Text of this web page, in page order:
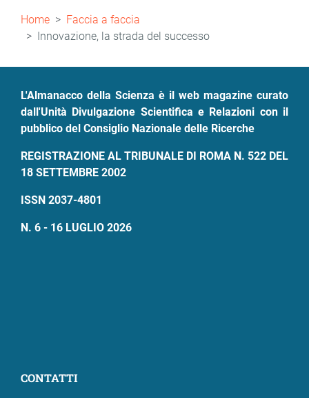
Briciole
di
pane
Home
Faccia a faccia
Innovazione, la strada del successo
L'Almanacco della Scienza è il web magazine curato
dall'Unità Divulgazione Scientifica e Relazioni con il
pubblico del Consiglio Nazionale delle Ricerche
REGISTRAZIONE AL TRIBUNALE DI ROMA N. 522 DEL
18 SETTEMBRE 2002
ISSN 2037-4801
N. 6 - 16 LUGLIO 2026
CONTATTI